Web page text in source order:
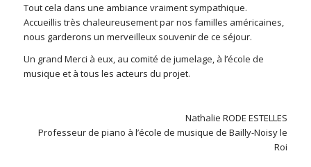
Tout cela dans une ambiance vraiment sympathique.
Accueillis très chaleureusement par nos familles américaines,
nous garderons un merveilleux souvenir de ce séjour.
Un grand Merci à eux, au comité de jumelage, à l’école de
musique et à tous les acteurs du projet.
Nathalie RODE ESTELLES
Professeur de piano à l’école de musique de Bailly-Noisy le
Roi